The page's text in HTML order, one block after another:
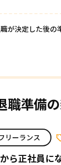
が決定した後の
職準備
リーランス
ら正社員に